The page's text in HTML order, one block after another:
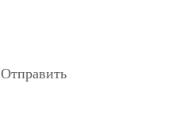
Отправить